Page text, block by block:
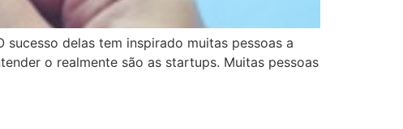
delas tem inspirado muitas pessoas a
o realmente são as startups. Muitas pessoas